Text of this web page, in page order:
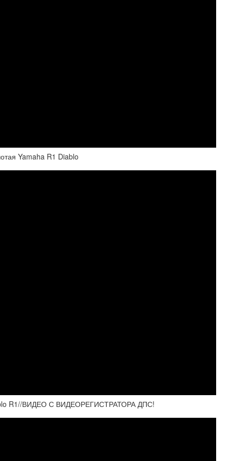
Yamaha R1 Diablo
R1//ВИДЕО С ВИДЕОРЕГИСТРАТОРА ДПС!